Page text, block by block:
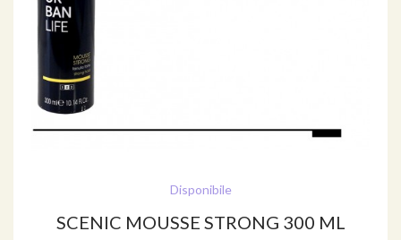
Disponibile
SCENIC MOUSSE STRONG 300 ML